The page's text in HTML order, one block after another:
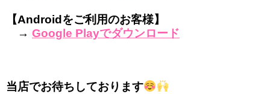
【Androidをご利用のお客様】
→ Google Playでダウンロード
当店でお待ちしております